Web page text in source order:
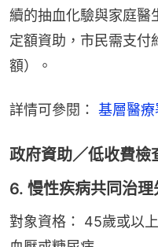
續的抽血化驗與家庭醫
定額資助，市民需支
額）。
詳情可參閱： 基層醫療
政府資助／低收費檢
6. 慢性疾病共同治理
對象資格： 45歲或以